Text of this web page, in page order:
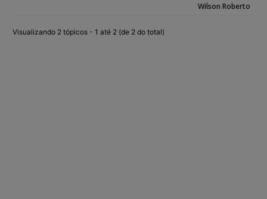
Wilson Roberto
Visualizando 2 tópicos - 1 até 2 (de 2 do total)